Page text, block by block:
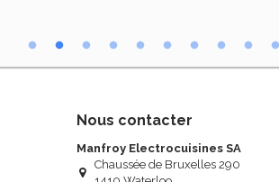
Nous contacter
Manfroy Electrocuisines SA
Chaussée de Bruxelles 290